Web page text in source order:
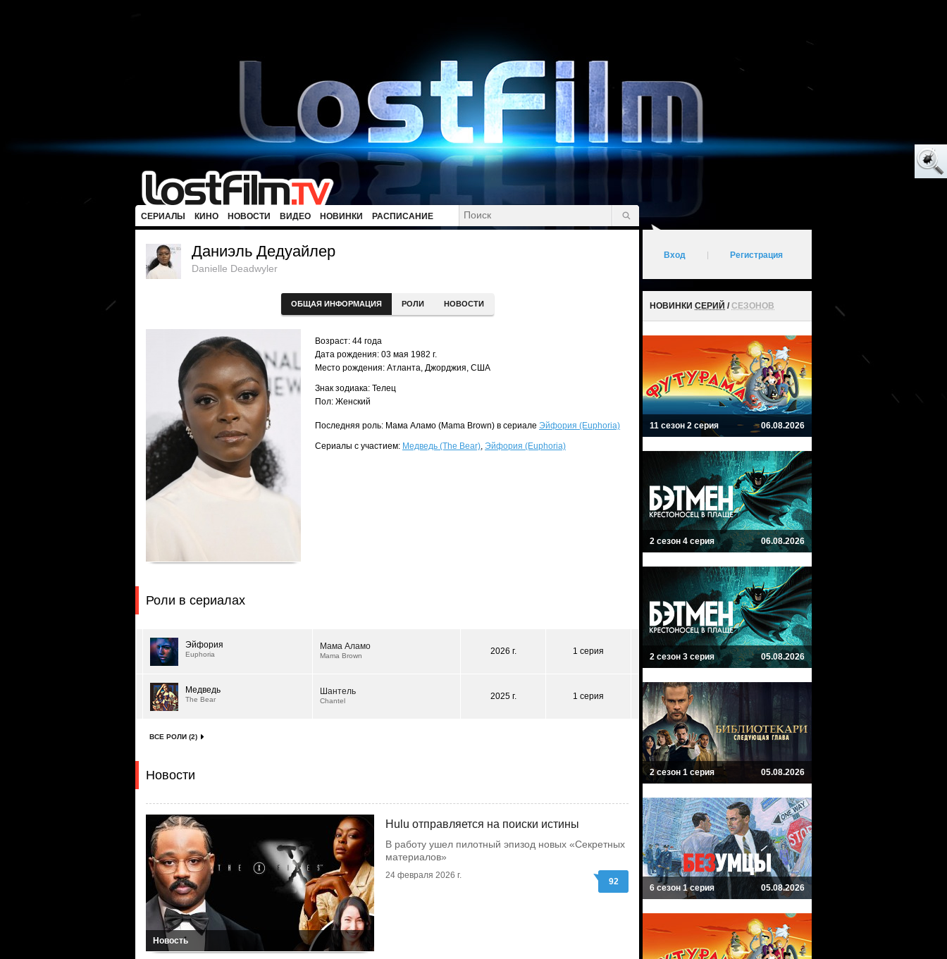
СЕРИАЛЫ КИНО НОВОСТИ ВИДЕО НОВИНКИ РАСПИСАНИЕ
Даниэль Дедуайлер
Danielle Deadwyler
ОБЩАЯ ИНФОРМАЦИЯ РОЛИ НОВОСТИ
Возраст: 44 года
Дата рождения: 03 мая 1982 г.
Место рождения: Атланта, Джорджия, США
Знак зодиака: Телец
Пол: Женский
Последняя роль: Мама Аламо (Mama Brown) в сериале Эйфория (Euphoria)
Сериалы с участием: Медведь (The Bear), Эйфория (Euphoria)
Роли в сериалах
Эйфория
Euphoria
Мама Аламо
Mama Brown 2026 г. 1 серия
Медведь
The Bear
Шантель
Chantel 2025 г. 1 серия
ВСЕ РОЛИ (2)
Новости
Новость
Hulu отправляется на поиски истины
В работу ушел пилотный эпизод новых «Секретных
материалов»
24 февраля 2026 г.
92
Вход Регистрация
НОВИНКИ СЕРИЙ /СЕЗОНОВ
11 сезон 2 серия 06.08.2026
2 сезон 4 серия 06.08.2026
2 сезон 3 серия 05.08.2026
2 сезон 1 серия 05.08.2026
6 сезон 1 серия 05.08.2026